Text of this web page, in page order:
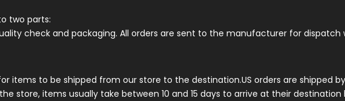
two parts:
check and packaging. All orders are sent to the manufacturer for
items to be shipped from our store to the destination.US orders are shipped by
store, items usually take between 10 and 15 days to arrive at their